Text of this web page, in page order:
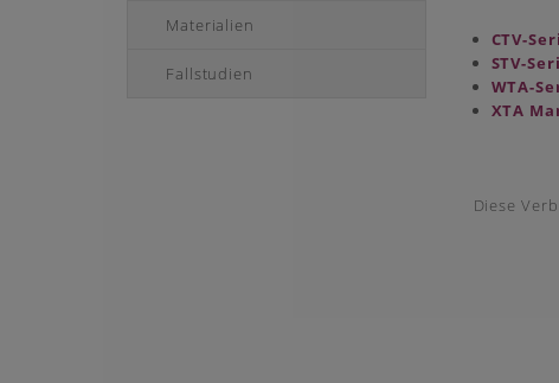
Materialien
Fallstudien
CTV-
STV-
WTA-
XTA
Diese